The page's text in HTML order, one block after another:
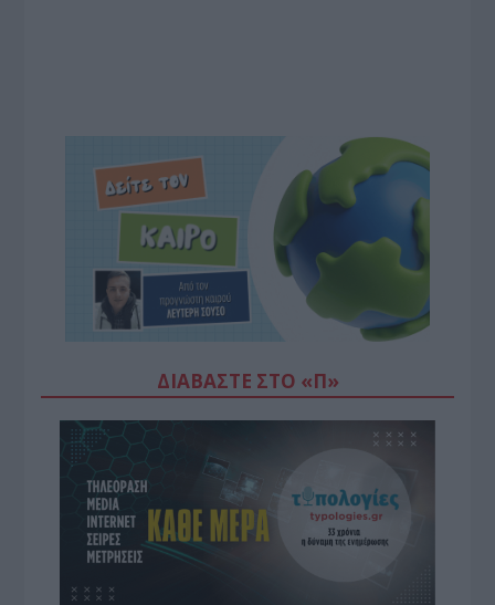
ΔΙΑΒΆΣΤΕ ΣΤΟ «Π»